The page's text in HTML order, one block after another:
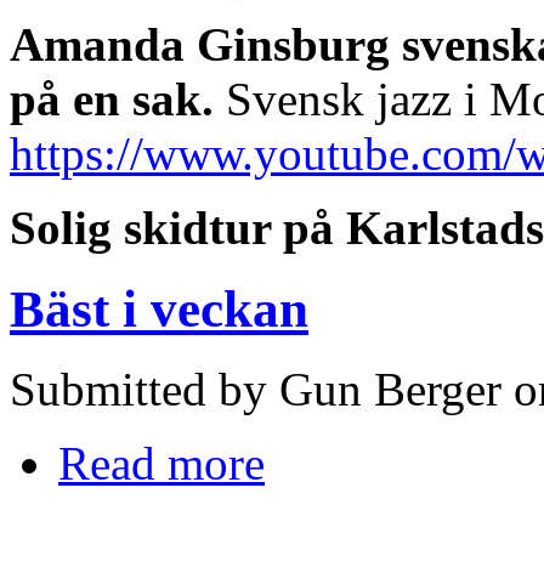
Amanda Ginsburg
på en sak. Svensk jazz i
https://www.youtube.com/
Solig skidtur på
Bäst i veckan
Submitted by Gun Berger
Read more